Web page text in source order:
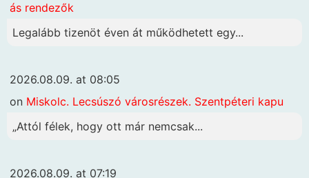
ás rendezők
Legalább tizenöt éven át működhetett egy...
2026.08.09. at 08:05
on Miskolc. Lecsúszó városrészek. Szentpéteri kapu
„Attól félek, hogy ott már nemcsak...
2026.08.09. at 07:19